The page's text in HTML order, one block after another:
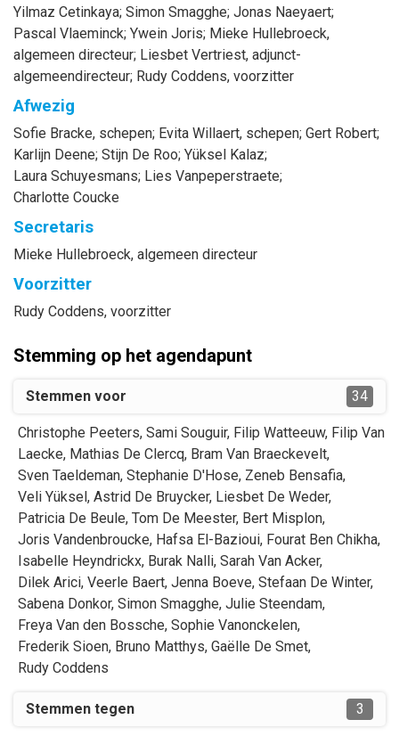
Yilmaz Cetinkaya; Simon Smagghe; Jonas Naeyaert;
Pascal Vlaeminck; Ywein Joris; Mieke Hullebroeck,
algemeen directeur; Liesbet Vertriest, adjunct-
algemeendirecteur; Rudy Coddens, voorzitter
Afwezig
Sofie Bracke, schepen; Evita Willaert, schepen; Gert Robert;
Karlijn Deene; Stijn De Roo; Yüksel Kalaz;
Laura Schuyesmans; Lies Vanpeperstraete;
Charlotte Coucke
Secretaris
Mieke Hullebroeck, algemeen directeur
Voorzitter
Rudy Coddens, voorzitter
Stemming op het agendapunt
Stemmen voor 34
Christophe Peeters, Sami Souguir, Filip Watteeuw, Filip Van
Laecke, Mathias De Clercq, Bram Van Braeckevelt,
Sven Taeldeman, Stephanie D'Hose, Zeneb Bensafia,
Veli Yüksel, Astrid De Bruycker, Liesbet De Weder,
Patricia De Beule, Tom De Meester, Bert Misplon,
Joris Vandenbroucke, Hafsa El-Bazioui, Fourat Ben Chikha,
Isabelle Heyndrickx, Burak Nalli, Sarah Van Acker,
Dilek Arici, Veerle Baert, Jenna Boeve, Stefaan De Winter,
Sabena Donkor, Simon Smagghe, Julie Steendam,
Freya Van den Bossche, Sophie Vanonckelen,
Frederik Sioen, Bruno Matthys, Gaëlle De Smet,
Rudy Coddens
Stemmen tegen 3